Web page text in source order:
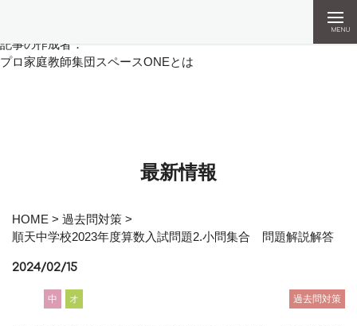
MENU
記事の作成者：
プロ家庭教師集団スペースONEとは
最新情報
HOME > 過去問対策 >
順天中学校2023年度算数入試問題2.小問集合 問題解説解答
2024/02/15
中 オ 過去問対策